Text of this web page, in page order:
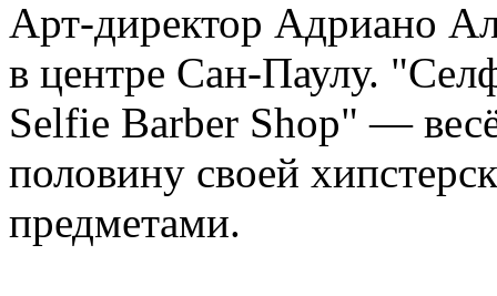
Арт-директор Адриано
в центре Сан-Паулу.
Selfie Barber Shop" —
половину своей
предметами.